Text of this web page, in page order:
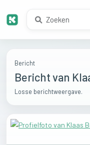
Bericht
Bericht van
Losse berichtweergave.